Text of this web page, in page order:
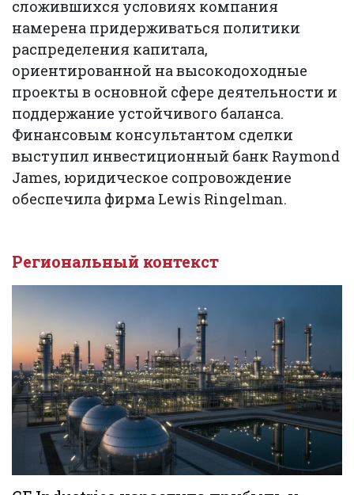
сложившихся условиях компания
намерена придерживаться политики
распределения капитала,
ориентированной на высокодоходные
проекты в основной сфере деятельности и
поддержание устойчивого баланса.
Финансовым консультантом сделки
выступил инвестиционный банк Raymond
James, юридическое сопровождение
обеспечила фирма Lewis Ringelman.
Региональный контекст